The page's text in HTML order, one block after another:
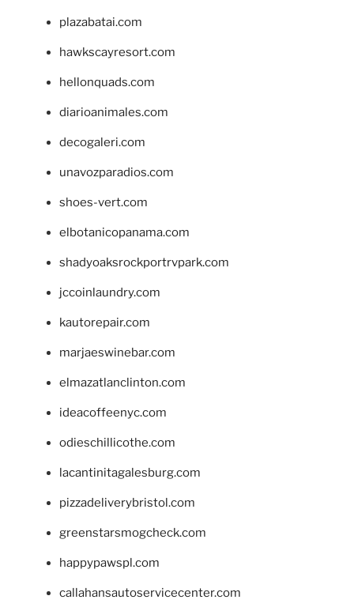
plazabatai.com
hawkscayresort.com
hellonquads.com
diarioanimales.com
decogaleri.com
unavozparadios.com
shoes-vert.com
elbotanicopanama.com
shadyoaksrockportrvpark.com
jccoinlaundry.com
kautorepair.com
marjaeswinebar.com
elmazatlanclinton.com
ideacoffeenyc.com
odieschillicothe.com
lacantinitagalesburg.com
pizzadeliverybristol.com
greenstarsmogcheck.com
happypawspl.com
callahansautoservicecenter.com